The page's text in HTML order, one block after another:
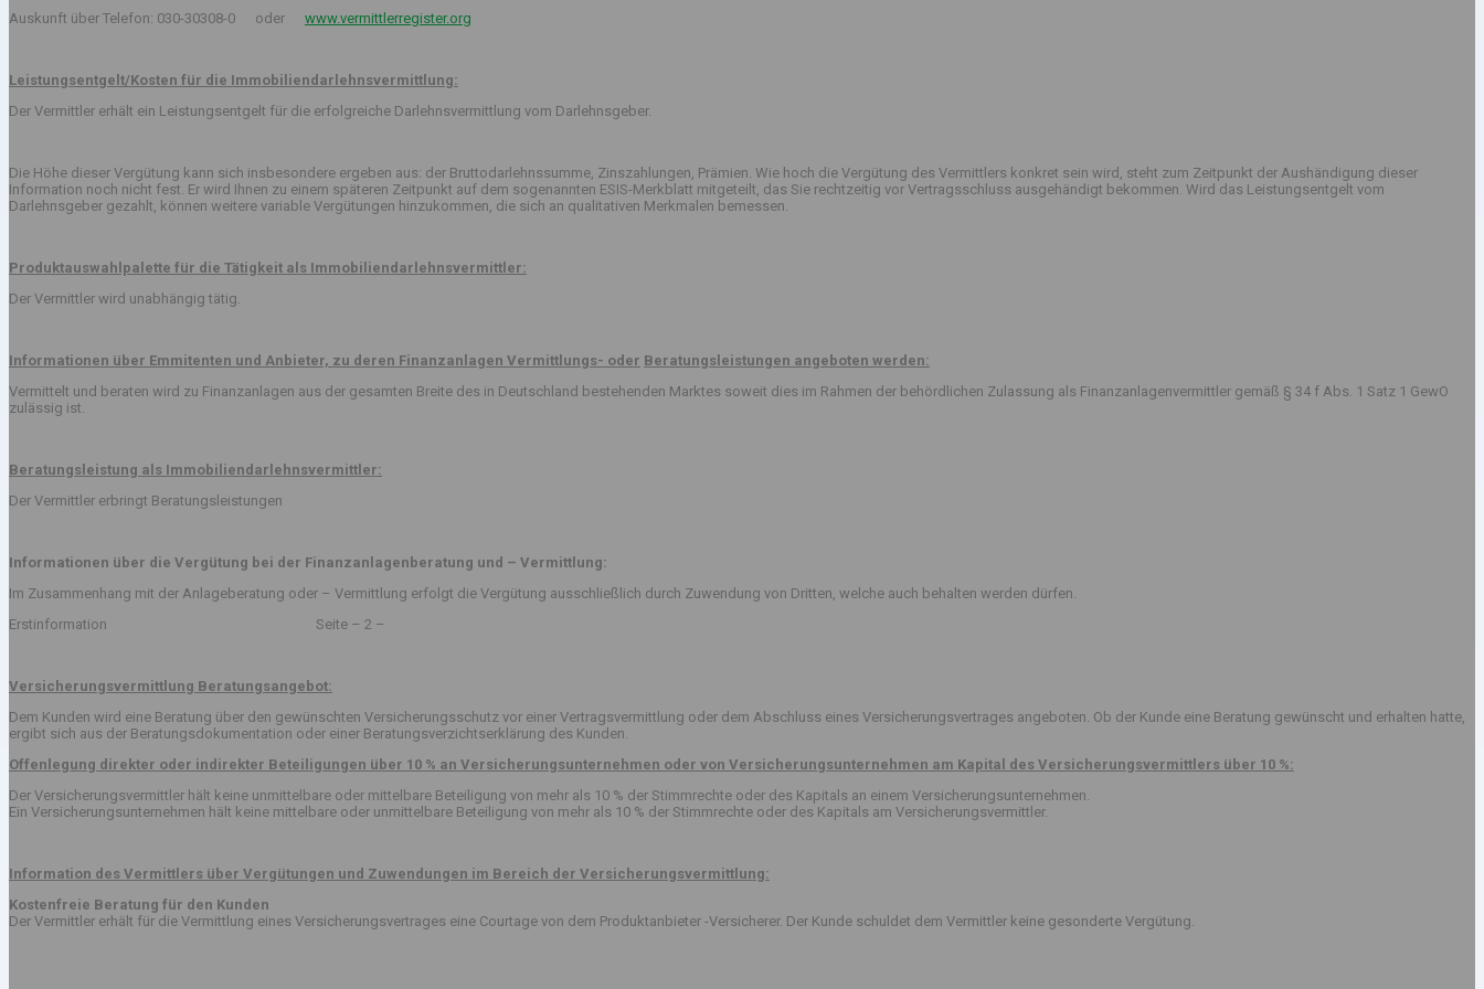
Auskunft über Telefon: 030-30308-0 oder www.vermittlerregister.org
Leistungsentgelt/Kosten für die Immobiliendarlehnsvermittlung:
Der Vermittler erhält ein Leistungsentgelt für die erfolgreiche Darlehnsvermittlung vom Darlehnsgeber.
Die Höhe dieser Vergütung kann sich insbesondere ergeben aus: der Bruttodarlehnssumme, Zinszahlungen, Prämien. Wie hoch die Vergütung des Vermittlers konkret sein wird, steht zum Zeitpunkt der Aushändigung dieser
Information noch nicht fest. Er wird Ihnen zu einem späteren Zeitpunkt auf dem sogenannten ESIS-Merkblatt mitgeteilt, das Sie rechtzeitig vor Vertragsschluss ausgehändigt bekommen. Wird das Leistungsentgelt vom
Darlehnsgeber gezahlt, können weitere variable Vergütungen hinzukommen, die sich an qualitativen Merkmalen bemessen.
Produktauswahlpalette für die Tätigkeit als Immobiliendarlehnsvermittler:
Der Vermittler wird unabhängig tätig.
Informationen über Emmitenten und Anbieter, zu deren Finanzanlagen Vermittlungs- oder Beratungsleistungen angeboten werden:
Vermittelt und beraten wird zu Finanzanlagen aus der gesamten Breite des in Deutschland bestehenden Marktes soweit dies im Rahmen der behördlichen Zulassung als Finanzanlagenvermittler gemäß § 34 f Abs. 1 Satz 1 GewO
zulässig ist.
Beratungsleistung als Immobiliendarlehnsvermittler:
Der Vermittler erbringt Beratungsleistungen
Informationen über die Vergütung bei der Finanzanlagenberatung und – Vermittlung:
Im Zusammenhang mit der Anlageberatung oder – Vermittlung erfolgt die Vergütung ausschließlich durch Zuwendung von Dritten, welche auch behalten werden dürfen.
Erstinformation Seite – 2 –
Versicherungsvermittlung Beratungsangebot:
Dem Kunden wird eine Beratung über den gewünschten Versicherungsschutz vor einer Vertragsvermittlung oder dem Abschluss eines Versicherungsvertrages angeboten. Ob der Kunde eine Beratung gewünscht und erhalten hatte,
ergibt sich aus der Beratungsdokumentation oder einer Beratungsverzichtserklärung des Kunden.
Offenlegung direkter oder indirekter Beteiligungen über 10 % an Versicherungsunternehmen oder von Versicherungsunternehmen am Kapital des Versicherungsvermittlers über 10 %:
Der Versicherungsvermittler hält keine unmittelbare oder mittelbare Beteiligung von mehr als 10 % der Stimmrechte oder des Kapitals an einem Versicherungsunternehmen.
Ein Versicherungsunternehmen hält keine mittelbare oder unmittelbare Beteiligung von mehr als 10 % der Stimmrechte oder des Kapitals am Versicherungsvermittler.
Information des Vermittlers über Vergütungen und Zuwendungen im Bereich der Versicherungsvermittlung:
Kostenfreie Beratung für den Kunden
Der Vermittler erhält für die Vermittlung eines Versicherungsvertrages eine Courtage von dem Produktanbieter -Versicherer. Der Kunde schuldet dem Vermittler keine gesonderte Vergütung.